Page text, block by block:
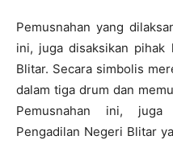
Pemusnahan yang
ini, juga disaksikan pihak
Blitar. Secara simbolis
dalam tiga drum dan
Pemusnahan ini, juga
Pengadilan Negeri Blitar